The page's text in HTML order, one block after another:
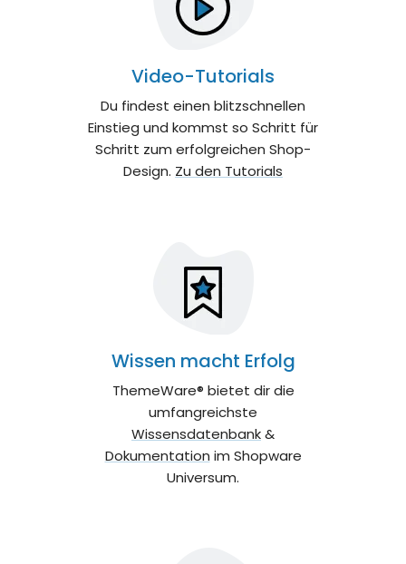
Video-Tutorials
Du findest einen blitzschnellen
Einstieg und kommst so Schritt für
Schritt zum erfolgreichen Shop-
Design. Zu den Tutorials
Wissen macht Erfolg
ThemeWare® bietet dir die
umfangreichste
Wissensdatenbank&
Dokumentation im Shopware
Universum.